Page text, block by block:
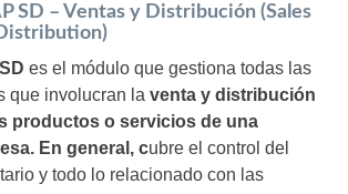
SD – Ventas y Distribución (Sales
es el módulo que gestiona todas las
que involucran la venta y distribución
productos o servicios de una
En general, cubre el control del
y todo lo relacionado con las